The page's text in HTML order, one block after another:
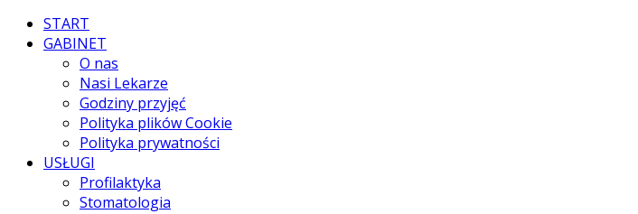
START
GABINET
O nas
Nasi Lekarze
Godziny przyjęć
Polityka plików Cookie
Polityka prywatności
USŁUGI
Profilaktyka
Stomatologia